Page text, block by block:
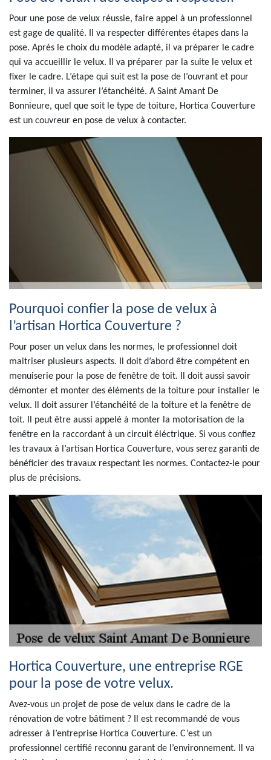
Pour une pose de velux réussie, faire appel à un professionnel
est gage de qualité. Il va respecter différentes étapes dans la
pose. Après le choix du modèle adapté, il va préparer le cadre
qui va accueillir le velux. Il va préparer par la suite le velux et
fixer le cadre. L’étape qui suit est la pose de l’ouvrant et pour
terminer, il va assurer l’étanchéité. A Saint Amant De
Bonnieure, quel que soit le type de toiture, Hortica Couverture
est un couvreur en pose de velux à contacter.
Pourquoi confier la pose de velux à
l’artisan Hortica Couverture ?
Pour poser un velux dans les normes, le professionnel doit
maitriser plusieurs aspects. Il doit d’abord être compétent en
menuiserie pour la pose de fenêtre de toit. Il doit aussi savoir
démonter et monter des éléments de la toiture pour installer le
velux. Il doit assurer l’étanchéité de la toiture et la fenêtre de
toit. Il peut être aussi appelé à monter la motorisation de la
fenêtre en la raccordant à un circuit éléctrique. Si vous confiez
les travaux à l’artisan Hortica Couverture, vous serez garanti de
bénéficier des travaux respectant les normes. Contactez-le pour
plus de précisions.
Hortica Couverture, une entreprise RGE
pour la pose de votre velux.
Avez-vous un projet de pose de velux dans le cadre de la
rénovation de votre bâtiment ? Il est recommandé de vous
adresser à l’entreprise Hortica Couverture. C’est un
professionnel certifié reconnu garant de l’environnement. Il va